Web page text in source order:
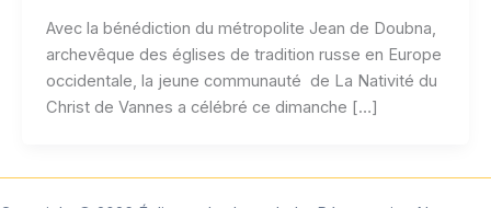
Avec la bénédiction du métropolite Jean de Doubna,
archevêque des églises de tradition russe en Europe
occidentale, la jeune communauté de La Nativité du
Christ de Vannes a célébré ce dimanche […]